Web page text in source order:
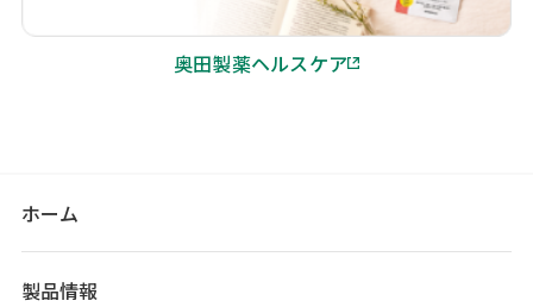
奥田製薬ヘルスケア
ホーム
製品情報